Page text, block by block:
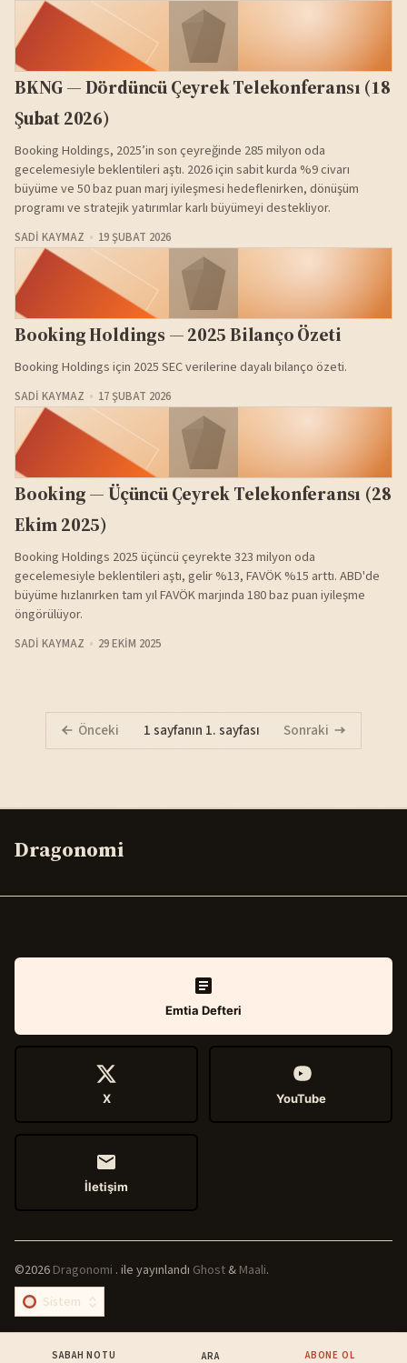
BKNG — Dördüncü Çeyrek Telekonferansı (18
Şubat 2026)
Booking Holdings, 2025’in son çeyreğinde 285 milyon oda
gecelemesiyle beklentileri aştı. 2026 için sabit kurda %9 civarı
büyüme ve 50 baz puan marj iyileşmesi hedeflenirken, dönüşüm
programı ve stratejik yatırımlar karlı büyümeyi destekliyor.
SADI KAYMAZ 19 ŞUBAT 2026
Booking Holdings — 2025 Bilanço Özeti
Booking Holdings için 2025 SEC verilerine dayalı bilanço özeti.
SADI KAYMAZ 17 ŞUBAT 2026
Booking — Üçüncü Çeyrek Telekonferansı (28
Ekim 2025)
Booking Holdings 2025 üçüncü çeyrekte 323 milyon oda
gecelemesiyle beklentileri aştı, gelir %13, FAVÖK %15 arttı. ABD'de
büyüme hızlanırken tam yıl FAVÖK marjında 180 baz puan iyileşme
öngörülüyor.
SADI KAYMAZ 29 EKIM 2025
Önceki 1 sayfanın 1. sayfası Sonraki
Dragonomi
Emtia Defteri
X YouTube
İletişim
©2026Dragonomi .ile yayınlandı Ghost&Maali.
SABAH NOTU ARA ABONE OL